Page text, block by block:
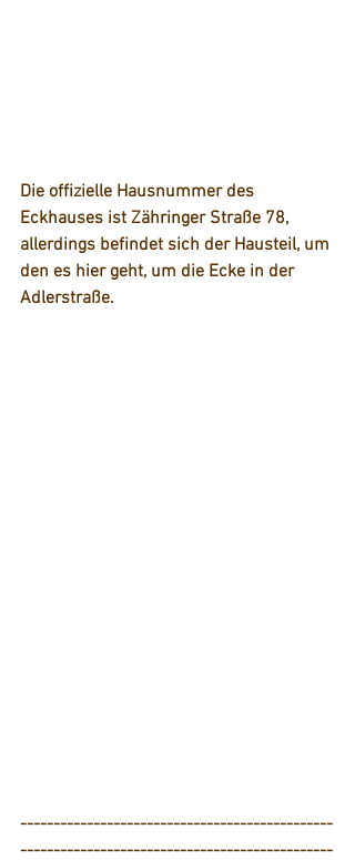
Die offizielle Hausnummer des
Eckhauses ist Zähringer Straße 78,
allerdings befindet sich der Hausteil, um
den es hier geht, um die Ecke in der
Adlerstraße.
-----------------------------------------------
-----------------------------------------------